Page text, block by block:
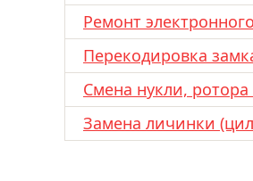
Ремонт
Перекодировка
Смена нукли, ротора
Замена личинки